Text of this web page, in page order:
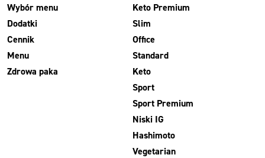
Wybór menu
Dodatki
Cennik
Menu
Zdrowa paka
Keto Premium
Slim
Office
Standard
Keto
Sport
Sport Premium
Niski IG
Hashimoto
Vegetarian